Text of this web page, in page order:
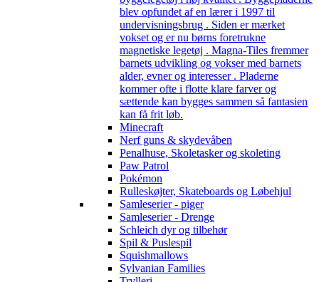
blev opfundet af en lærer i 1997 til
undervisningsbrug . Siden er mærket
vokset og er nu børns foretrukne
magnetiske legetøj . Magna-Tiles fremmer
barnets udvikling og vokser med barnets
alder, evner og interesser . Pladerne
kommer ofte i flotte klare farver og
sættende kan bygges sammen så fantasien
kan få frit løb.
Minecraft
Nerf guns & skydevåben
Penalhuse, Skoletasker og skoleting
Paw Patrol
Pokémon
Rulleskøjter, Skateboards og Løbehjul
Samleserier - piger
Samleserier - Drenge
Schleich dyr og tilbehør
Spil & Puslespil
Squishmallows
Sylvanian Families